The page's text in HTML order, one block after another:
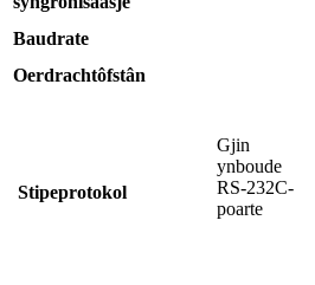
Gjin
ynboude
RS-232C-
poarte
Baudrate
Oerdrachtôfstân
Stipeprotokol